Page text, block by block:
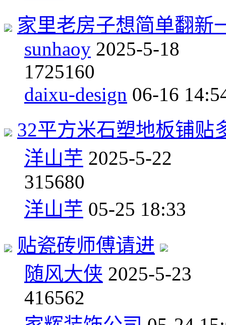
家里老房子想简单翻新
sunhaoy 2025-5-18
1725160
daixu-design 06-16
32平方米石塑地板铺贴
洋山芋 2025-5-22
315680
洋山芋 05-25 18:33
贴瓷砖师傅请进
随风大侠 2025-5-23
416562